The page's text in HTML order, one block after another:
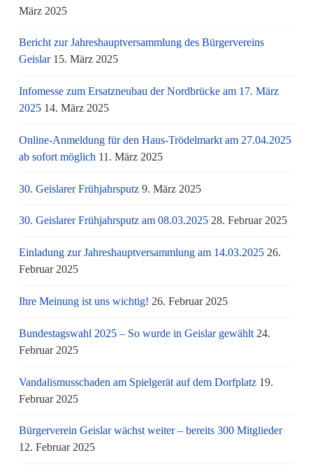
März 2025
Bericht zur Jahreshauptversammlung des Bürgervereins
Geislar 15. März 2025
Infomesse zum Ersatzneubau der Nordbrücke am 17. März
2025 14. März 2025
Online-Anmeldung für den Haus-Trödelmarkt am 27.04.2025
ab sofort möglich 11. März 2025
30. Geislarer Frühjahrsputz 9. März 2025
30. Geislarer Frühjahrsputz am 08.03.2025 28. Februar 2025
Einladung zur Jahreshauptversammlung am 14.03.2025 26.
Februar 2025
Ihre Meinung ist uns wichtig! 26. Februar 2025
Bundestagswahl 2025 – So wurde in Geislar gewählt 24.
Februar 2025
Vandalismusschaden am Spielgerät auf dem Dorfplatz 19.
Februar 2025
Bürgerverein Geislar wächst weiter – bereits 300 Mitglieder
12. Februar 2025